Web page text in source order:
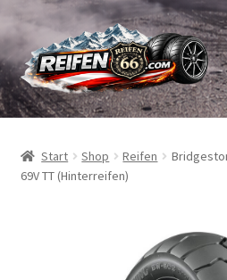
Zur
Navigation
springen
Zum
Inhalt
springen
Reifen
Schläuche
Start Shop Reifen
69V TT (Hinterreifen)